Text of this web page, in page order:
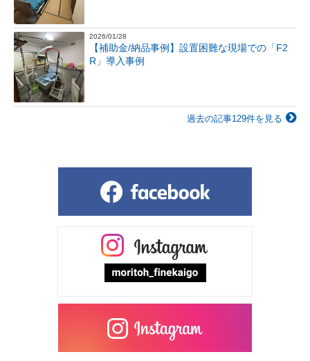
2026/01/28
【補助金/納品事例】設置困難な現場での「F2
R」導入事例
過去の記事129件を見る